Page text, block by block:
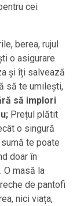
cei
berea, rujul
o asigurare
și îți salvează
să te umilești,
să implori
Prețul plătit
o singură
te poate
doar în
O masă la
de pantofi
nici viața,